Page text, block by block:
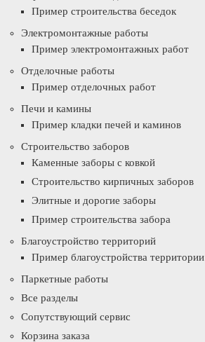
Пример строительства беседок
Электромонтажные работы
Пример электромонтажных работ
Отделочные работы
Пример отделочных работ
Печи и камины
Пример кладки печей и каминов
Строительство заборов
Каменные заборы с ковкой
Строительство кирпичных заборов
Элитные и дорогие заборы
Пример строительства забора
Благоустройство территорий
Пример благоустройства территории
Паркетные работы
Все разделы
Сопутствующий сервис
Корзина заказа